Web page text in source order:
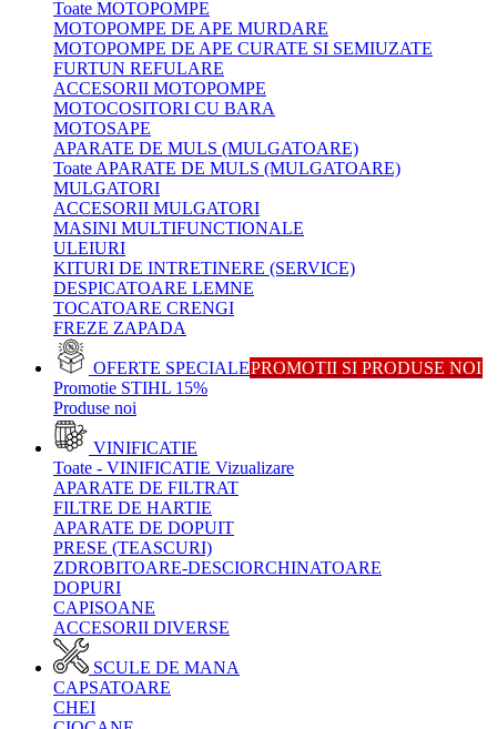
Toate MOTOPOMPE
MOTOPOMPE DE APE MURDARE
MOTOPOMPE DE APE CURATE SI SEMIUZATE
FURTUN REFULARE
ACCESORII MOTOPOMPE
MOTOCOSITORI CU BARA
MOTOSAPE
APARATE DE MULS (MULGATOARE)
Toate APARATE DE MULS (MULGATOARE)
MULGATORI
ACCESORII MULGATORI
MASINI MULTIFUNCTIONALE
ULEIURI
KITURI DE INTRETINERE (SERVICE)
DESPICATOARE LEMNE
TOCATOARE CRENGI
FREZE ZAPADA
OFERTE SPECIALEPROMOTII SI PRODUSE NOI
Promotie STIHL 15%
Produse noi
VINIFICATIE
Toate - VINIFICATIE Vizualizare
APARATE DE FILTRAT
FILTRE DE HARTIE
APARATE DE DOPUIT
PRESE (TEASCURI)
ZDROBITOARE-DESCIORCHINATOARE
DOPURI
CAPISOANE
ACCESORII DIVERSE
SCULE DE MANA
CAPSATOARE
CHEI